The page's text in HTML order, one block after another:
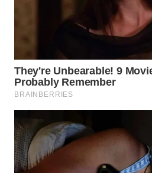
CIREBON
WN
INDRAMAYU
KUNINGAN